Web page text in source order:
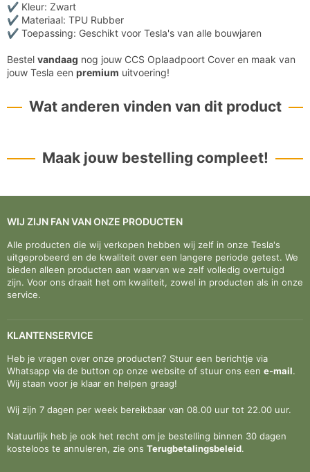
✔ Kleur: Zwart
✔ Materiaal: TPU Rubber
✔ Toepassing: Geschikt voor Tesla's van alle bouwjaren
Bestel vandaag nog jouw CCS Oplaadpoort Cover en maak van
jouw Tesla een premium uitvoering!
Wat anderen vinden van dit product
Maak jouw bestelling compleet!
WIJ ZIJN FAN VAN ONZE PRODUCTEN
Alle producten die wij verkopen hebben wij zelf in onze Tesla's
uitgeprobeerd en de kwaliteit over een langere periode getest. We
bieden alleen producten aan waarvan we zelf volledig overtuigd
zijn. Voor ons draait het om kwaliteit, zowel in producten als in onze
service.
KLANTENSERVICE
Heb je vragen over onze producten? Stuur een berichtje via
Whatsapp via de button op onze website of stuur ons een e-mail.
Wij staan voor je klaar en helpen graag!
Wij zijn 7 dagen per week bereikbaar van 08.00 uur tot 22.00 uur.
Natuurlijk heb je ook het recht om je bestelling binnen 30 dagen
kosteloos te annuleren, zie ons Terugbetalingsbeleid.